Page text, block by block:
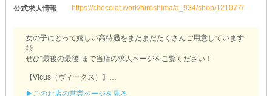
公式求人情報
https://chocolat.work/hiroshima/a_934/shop/121077/
女の子にとって嬉しい高待遇をまだまだたくさんご用意しています
◎
ぜひ“最後の最後”まで当店の求人ページをご覧ください！
【Vicus（ヴィークス）】
▶このお店の営業ページを見る